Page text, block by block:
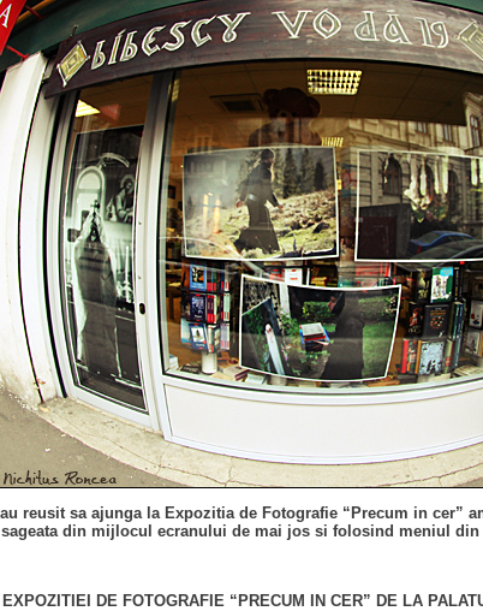
reusit sa ajunga la Expozitia de Fotografie “Precum in cer”
din mijlocul ecranului de mai jos si folosind meniul din
DE FOTOGRAFIE “PRECUM IN CER” DE LA